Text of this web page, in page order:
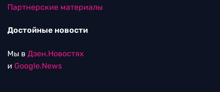
Партнерские материалы
Достойные новости
Мы в Дзен.Новостях
и Google.News